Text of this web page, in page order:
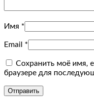
Имя *
Email *
Сохранить моё имя,
браузере для